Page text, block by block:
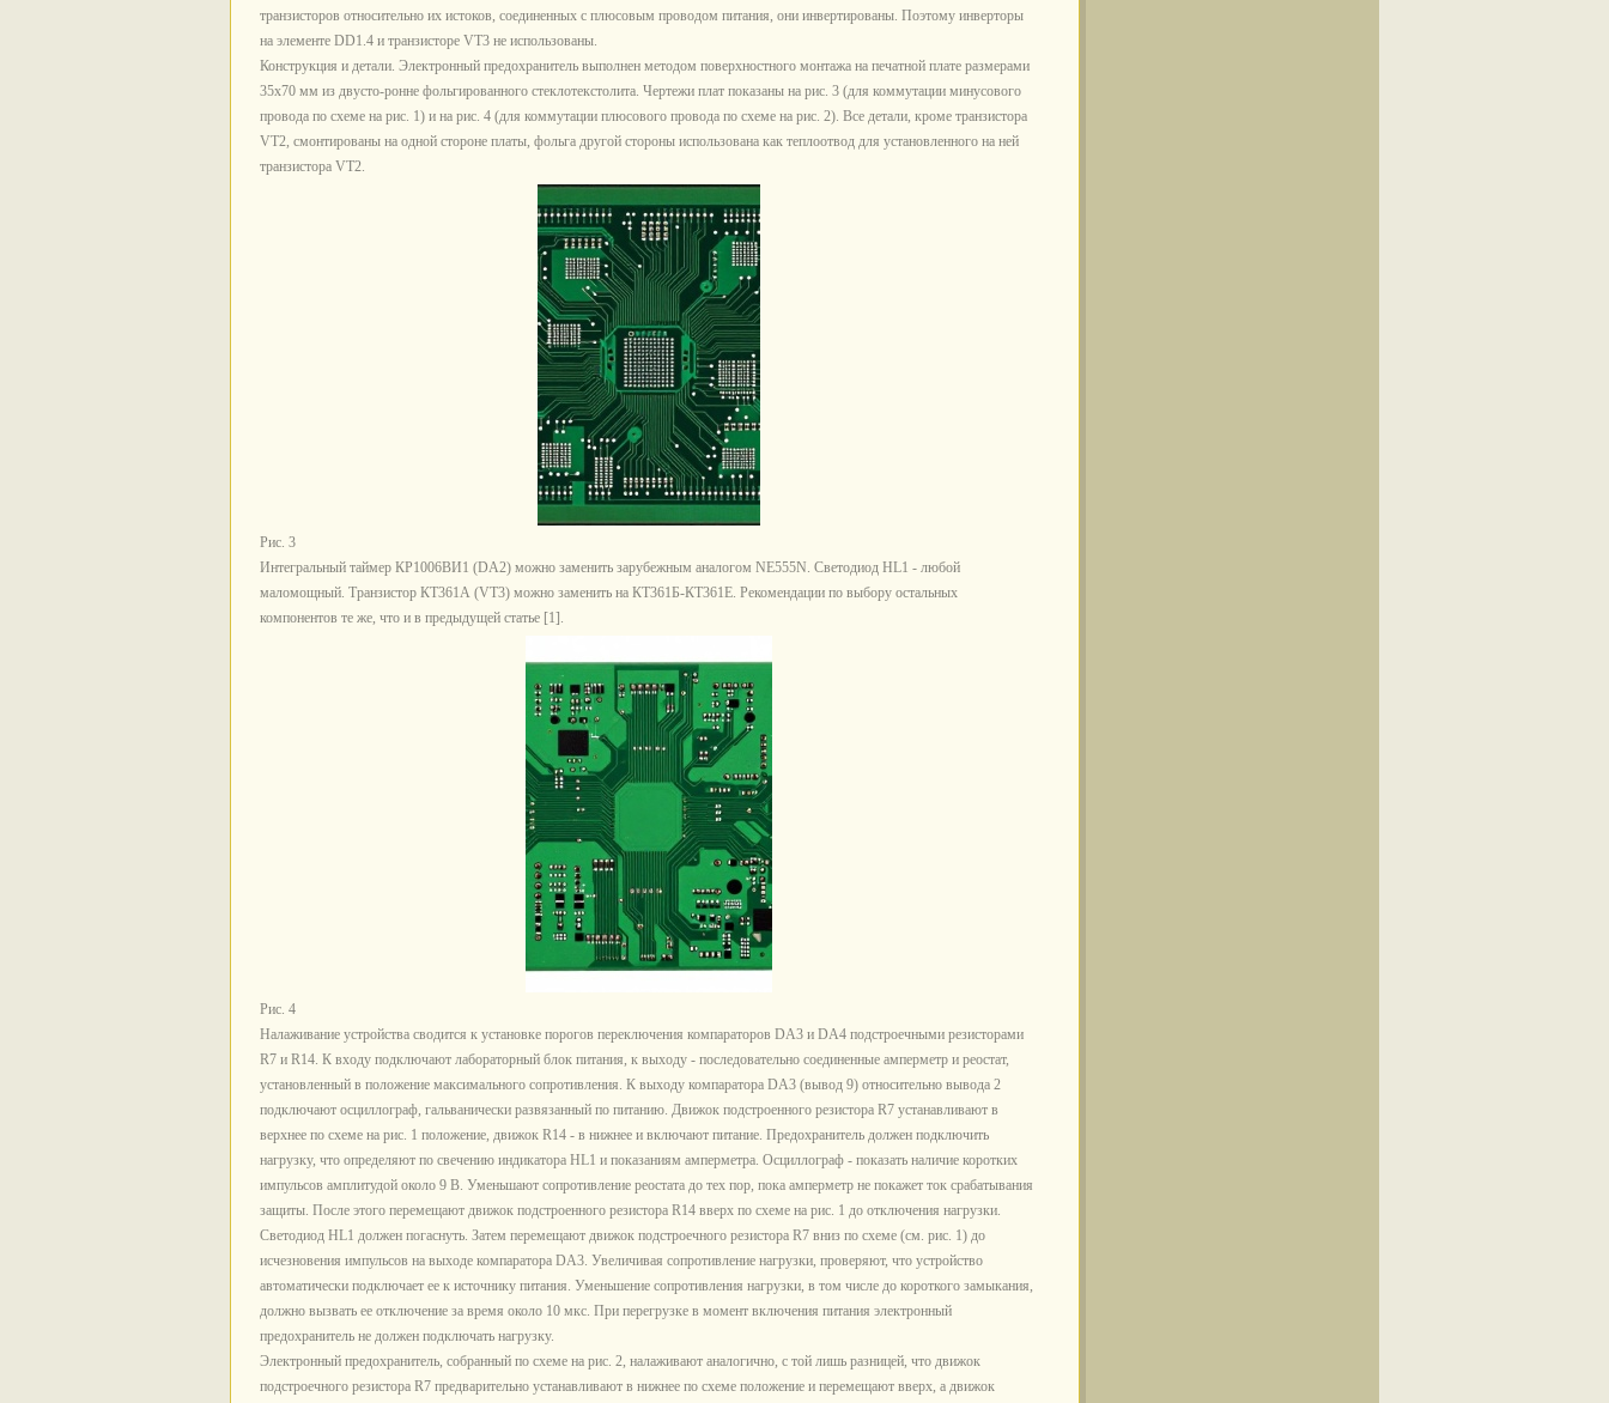
транзисторов относительно их истоков, соединенных с плюсовым проводом питания, они инвертированы. Поэтому инверторы
на элементе DD1.4 и транзисторе VT3 не использованы.
Конструкция и детали. Электронный предохранитель выполнен методом поверхностного монтажа на печатной плате размерами
35x70 мм из двусто-ронне фольгированного стеклотекстолита. Чертежи плат показаны на рис. 3 (для коммутации минусового
провода по схеме на рис. 1) и на рис. 4 (для коммутации плюсового провода по схеме на рис. 2). Все детали, кроме транзистора
VT2, смонтированы на одной стороне платы, фольга другой стороны использована как теплоотвод для установленного на ней
транзистора VT2.
Рис. 3
Интегральный таймер КР1006ВИ1 (DA2) можно заменить зарубежным аналогом NE555N. Светодиод HL1 - любой
маломощный. Транзистор КТ361А (VT3) можно заменить на КТ361Б-КТ361Е. Рекомендации по выбору остальных
компонентов те же, что и в предыдущей статье [1].
Рис. 4
Налаживание устройства сводится к установке порогов переключения компараторов DA3 и DA4 подстроечными резисторами
R7 и R14. К входу подключают лабораторный блок питания, к выходу - последовательно соединенные амперметр и реостат,
установленный в положение максимального сопротивления. К выходу компаратора DA3 (вывод 9) относительно вывода 2
подключают осциллограф, гальванически развязанный по питанию. Движок подстроенного резистора R7 устанавливают в
верхнее по схеме на рис. 1 положение, движок R14 - в нижнее и включают питание. Предохранитель должен подключить
нагрузку, что определяют по свечению индикатора HL1 и показаниям амперметра. Осциллограф - показать наличие коротких
импульсов амплитудой около 9 В. Уменьшают сопротивление реостата до тех пор, пока амперметр не покажет ток срабатывания
защиты. После этого перемещают движок подстроенного резистора R14 вверх по схеме на рис. 1 до отключения нагрузки.
Светодиод HL1 должен погаснуть. Затем перемещают движок подстроечного резистора R7 вниз по схеме (см. рис. 1) до
исчезновения импульсов на выходе компаратора DA3. Увеличивая сопротивление нагрузки, проверяют, что устройство
автоматически подключает ее к источнику питания. Уменьшение сопротивления нагрузки, в том числе до короткого замыкания,
должно вызвать ее отключение за время около 10 мкс. При перегрузке в момент включения питания электронный
предохранитель не должен подключать нагрузку.
Электронный предохранитель, собранный по схеме на рис. 2, налаживают аналогично, с той лишь разницей, что движок
подстроечного резистора R7 предварительно устанавливают в нижнее по схеме положение и перемещают вверх, а движок